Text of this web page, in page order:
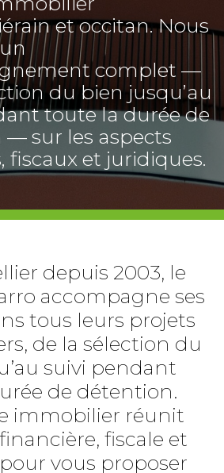
et occitan. Nous
complet —
du bien jusqu’au
toute la durée de
sur les aspects
fiscaux et juridiques.
depuis 2003, le
accompagne ses
tous leurs projets
de la sélection du
suivi pendant
de détention.
immobilier réunit
fiscale et
vous proposer